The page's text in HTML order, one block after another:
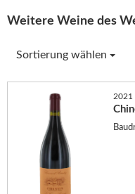
Weitere Weine des
Sortierung wählen
2021